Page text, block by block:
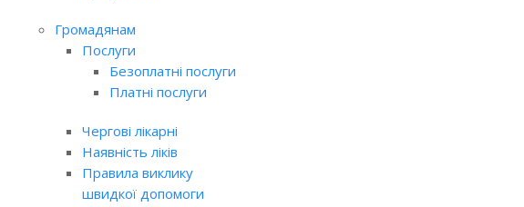
Громадянам
Послуги
Безоплатні послуги
Платні послуги
Чергові лікарні
Наявність ліків
Правила виклику
швидкої допомоги